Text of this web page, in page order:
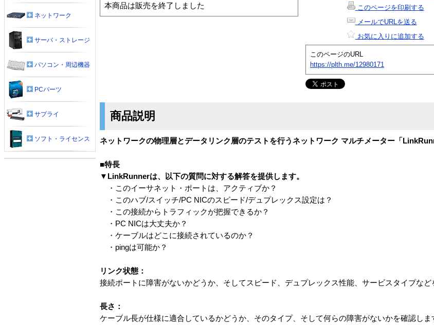
本商品は販売を終了しました
このページを印刷する
メールでURLを送る
お気に入りに追加する
このページのURL
https://plth.me/12980171
商品説明
ネットワークの物理層とデータリンク層のテストを行うネットワーク マルチメーター「
■特長
▼LinkRunnerは、以下の質問に対する解答を提供します。
・このイーサネット・ポートは、アクティブか？
・このハブ/スイッチ/PC NICのスピード/デュプレックス設定は？
・この接続からトラフィックが把握できるか？
・PC NICは大丈夫か？
・ケーブルはどこに接続されているのか？
・pingは可能か？
リンク状態：
接続ポートに障害がないかどうか、そしてスピード、デュプレックス性能、サービスタイプなど
長さ：
ケーブル長が仕様に適合しているかどうか、そのタイプ、そして何らの障害がないかを確認しま
ネットワーク
サーバ・ストレージ
パソコン・周辺機器
PCパーツ
サプライ
ソフト・ライセンス